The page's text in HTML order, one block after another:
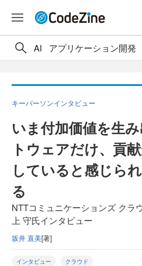
AI アプリケーション開発
キーパーソンインタビュー
いま付加価値を生
トウェアだけ、貢
していると感じら
る
NTTコミュニケーションズ ク
上 守氏インタビュー
坂井 直美[著]
インタビュー クラウド